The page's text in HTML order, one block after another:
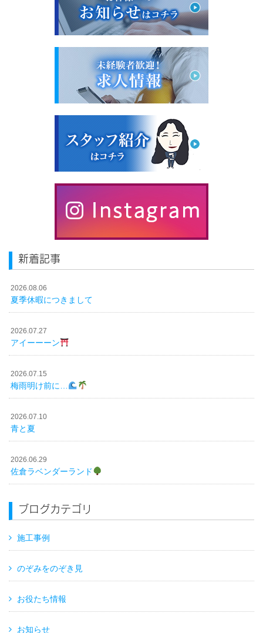
新着記事
2026.08.06
夏季休暇につきまして
2026.07.27
アイーーーン
2026.07.15
梅雨明け前に…
2026.07.10
青と夏
2026.06.29
佐倉ラベンダーランド
ブログカテゴリ
施工事例
のぞみをのぞき見
お役たち情報
お知らせ